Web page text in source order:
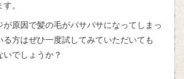
。
が原因で髪の毛がパサパサになってしまっ
る方はぜひ一度試してみていただいても
いでしょうか？